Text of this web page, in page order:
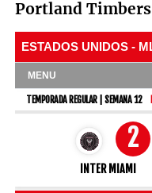
Portland Timbers